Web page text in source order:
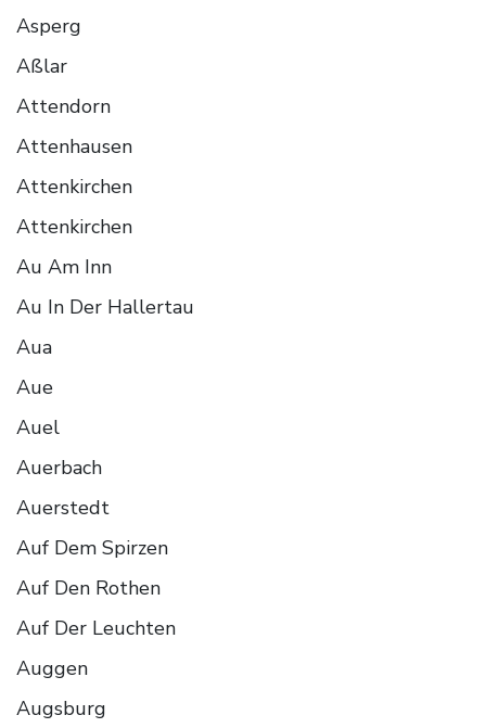
Asperg
Aßlar
Attendorn
Attenhausen
Attenkirchen
Attenkirchen
Au Am Inn
Au In Der Hallertau
Aua
Aue
Auel
Auerbach
Auerstedt
Auf Dem Spirzen
Auf Den Rothen
Auf Der Leuchten
Auggen
Augsburg